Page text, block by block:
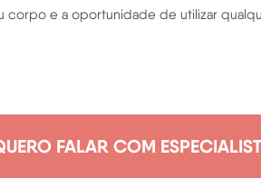
corpo e a oportunidade de utilizar
FALAR COM